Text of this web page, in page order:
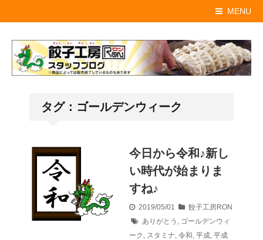
MENU
タグ：ゴールデンウィーク
今日から令和♪新し
い時代が始まりま
すね♪
2019/05/01
餃子工房RON
ありがとう
ゴールデンウィ
ーク
スタミナ 令和 平成 平成